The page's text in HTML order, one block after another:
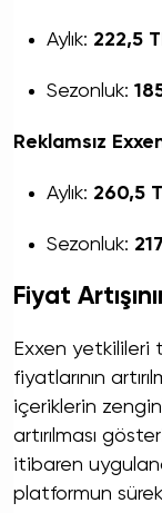
Aylık: 222,5
Sezonluk:
Reklamsız
Aylık: 260,5
Sezonluk:
Fiyat
Exxen yetkilileri
fiyatlarının
içeriklerin
artırılması
itibaren
platformun